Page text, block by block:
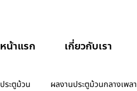
หน้าแรก เกี่ยวกับเรา
ระตูม้วน ผลงานประตูม้วนกลางเพลา